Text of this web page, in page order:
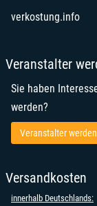
verkostung.info
Veranstalter
Sie haben
werden?
Veranstalter
Versandkosten
innerhalb Deutschlands: